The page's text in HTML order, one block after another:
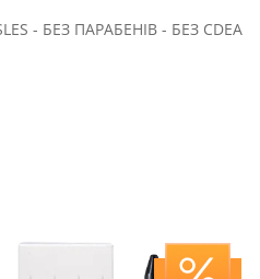
- БЕЗ ПАРАБЕНІВ - БЕЗ CDEA